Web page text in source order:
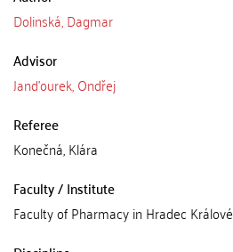
Dolinská, Dagmar
Advisor
Janďourek, Ondřej
Referee
Konečná, Klára
Faculty / Institute
Faculty of Pharmacy in Hradec Králové